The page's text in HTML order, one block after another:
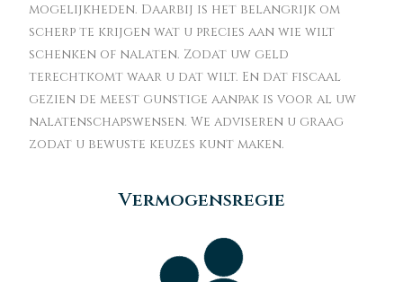
mogelijkheden. Daarbij is het belangrijk om
scherp te krijgen wat u precies aan wie wilt
schenken of nalaten. Zodat uw geld
terechtkomt waar u dat wilt. En dat fiscaal
gezien de meest gunstige aanpak is voor al uw
nalatenschapswensen. We adviseren u graag
zodat u bewuste keuzes kunt maken.
Vermogensregie